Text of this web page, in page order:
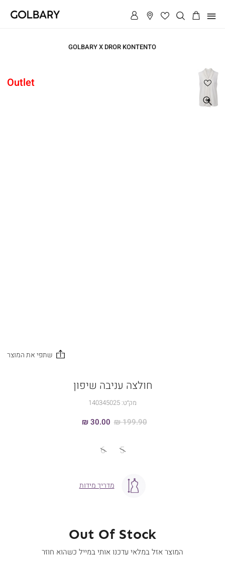
תפריט
GOLBARY X DROR KONTENTO
ראשי
ראשי
חולצה
עניבה
שיפוןחולצה
חולצה עניבה שיפון
מק״ט: 140345025
30.00 ₪ 199.90 ₪
מידה 5
6
מדריך מידות
Out Of Stock
המוצר אזל במלאי עדכנו אותי במייל כשהוא חוזר
Outlet